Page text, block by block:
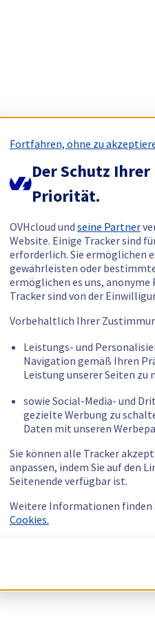
Fortfahren, ohne zu
Der Schutz
Priorität.
OVHcloud und seine Partner
Website. Einige Tracker sind
erforderlich. Sie ermöglichen
gewährleisten oder
ermöglichen es uns, anonyme
Tracker sind von der
Vorbehaltlich Ihrer
Leistungs- und
Navigation gemäß Ihren
Leistung unserer Seiten zu
sowie Social-Media- und
gezielte Werbung zu
Daten mit unseren
Sie können alle Tracker
anpassen, indem Sie auf den
Seitenende verfügbar ist.
Weitere Informationen finden
Cookies.